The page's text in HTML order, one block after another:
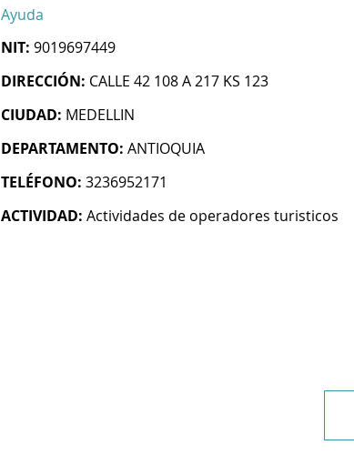
Ayuda
NIT: 9019697449
DIRECCIÓN: CALLE 42 108 A 217 KS 123
CIUDAD: MEDELLIN
DEPARTAMENTO: ANTIOQUIA
TELÉFONO: 3236952171
ACTIVIDAD: Actividades de operadores turisticos